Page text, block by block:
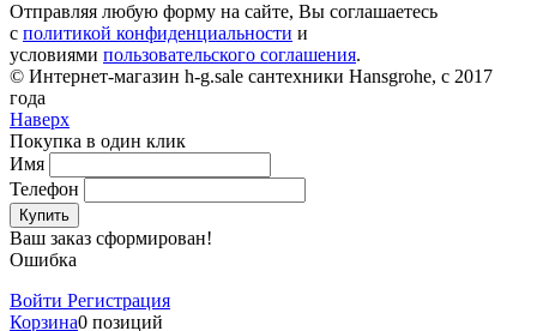
Отправляя любую форму на сайте, Вы соглашаетесь
с политикой конфиденциальности и
условиями пользовательского соглашения.
© Интернет-магазин h-g.sale сантехники Hansgrohe, с 2017
года
Наверх
Покупка в один клик
Имя
Телефон
Купить
Ваш заказ сформирован!
Ошибка
Войти Регистрация
Корзина0 позиций